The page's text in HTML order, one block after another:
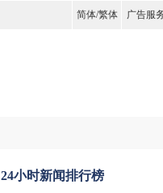
简体/繁体 广告服
24小时新闻排行榜